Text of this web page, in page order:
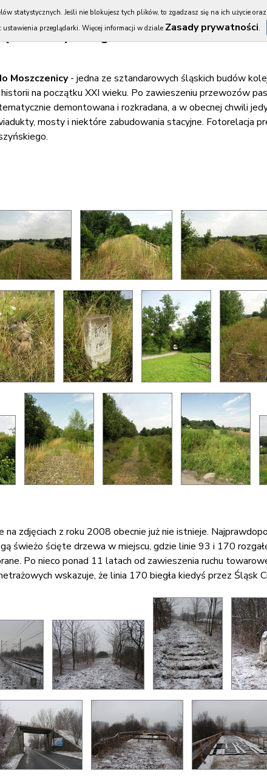
Cieszyńskiego
Moszczenicy- jedna ze sztandarowych śląskich budów
na początku XXI wieku. Po zawieszeniu przewozów
demontowana i rozkradana, a w obecnej chwili
mosty i niektóre zabudowania stacyjne. Fotorelacja
zdjęciach z roku 2008 obecnie już nie istnieje.
świeżo ścięte drzewa w miejscu, gdzie linie 93 i 170
Po nieco ponad 11 latach od zawieszenia ruchu
wskazuje, że linia 170 biegła kiedyś przez Śląsk
statystycznych. Jeśli nie blokujesz tych plików, to zgadzasz się na ich użycie
ustawienia przeglądarki. Więcej informacji w dziale Zasady prywatności.